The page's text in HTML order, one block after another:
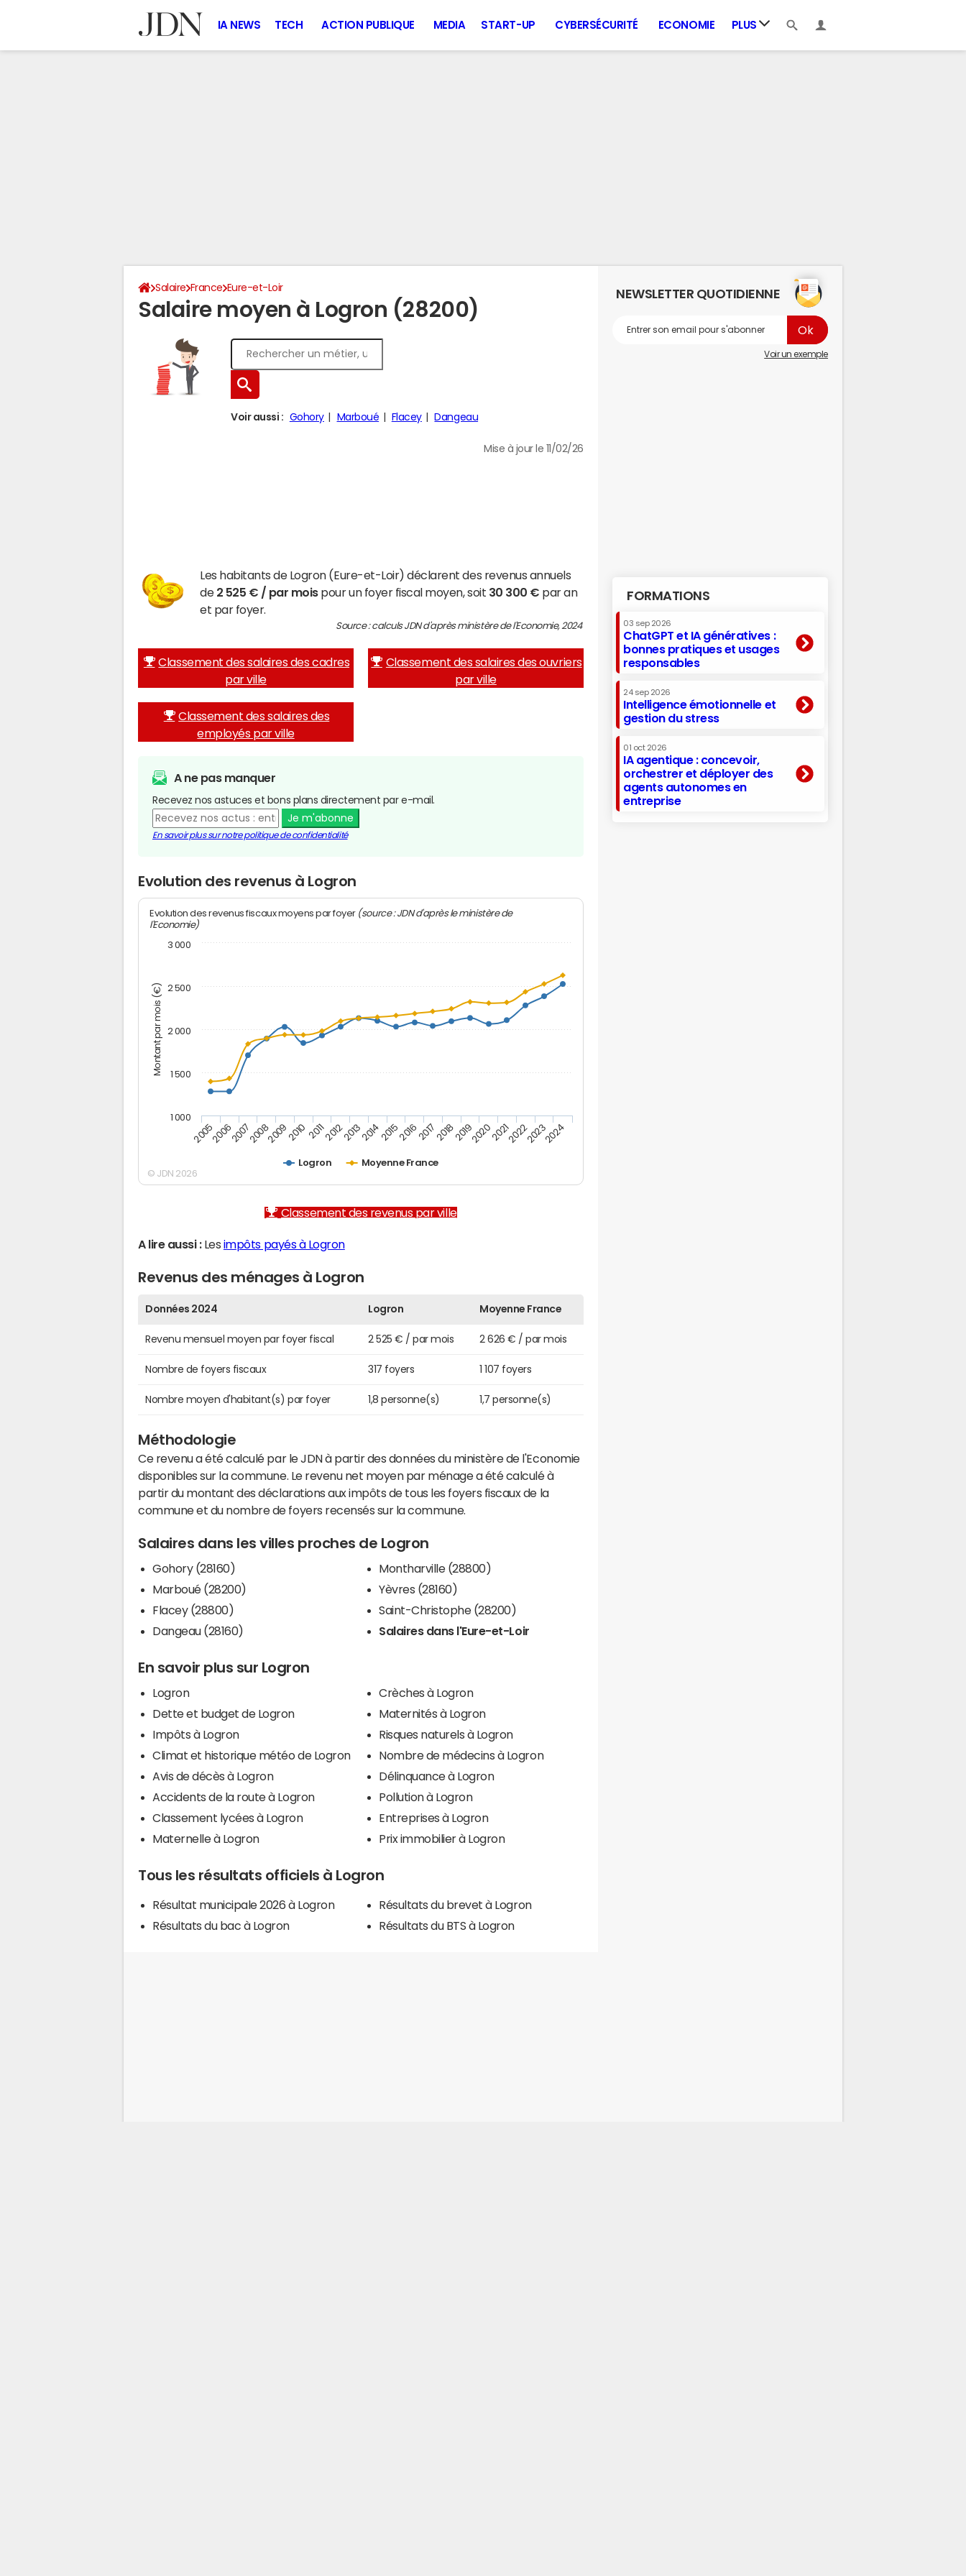
IA NEWS TECH ACTION PUBLIQUE MEDIA START-UP CYBERSÉCURITÉ ECONOMIE PLUS
Salaire France Eure-et-Loir
Salaire moyen à Logron (28200)
Voir aussi : Gohory Marboué Flacey Dangeau
Mise à jour le 11/02/26
Les habitants de Logron (Eure-et-Loir) déclarent des revenus annuels
de 2 525 € / par moispour un foyer fiscal moyen, soit 30 300 € par an
et par foyer.
Source : calculs JDN d'après ministère de l'Economie, 2024
Classement des salaires des cadres
par ville
Classement des salaires des ouvriers
par ville
Classement des salaires des
employés par ville
A ne pas manquer
Recevez nos astuces et bons plans directement par e-mail.
Je m'abonne
En savoir plus sur notre politique de confidentialité
Evolution des revenus à Logron
Montant par mois (€)
Evolution des revenus fiscaux moyens par foyer (source : JDN d'après le ministère de
l'Economie)
Logron Moyenne France
200520062007200820092010 20112012201320142015201620172018201920202021202220232024
1 000
1 500
2 000
2 500
3 000
© JDN 2026
Classement des revenus par ville
A lire aussi :Les impôts payés à Logron
Revenus des ménages à Logron
Données 2024 Logron Moyenne France
Revenu mensuel moyen par foyer fiscal 2 525 € / par mois 2 626 € / par mois
Nombre de foyers fiscaux 317 foyers 1 107 foyers
Nombre moyen d'habitant(s) par foyer 1,8 personne(s) 1,7 personne(s)
Méthodologie
Ce revenu a été calculé par le JDN à partir des données du ministère de l'Economie
disponibles sur la commune. Le revenu net moyen par ménage a été calculé à
partir du montant des déclarations aux impôts de tous les foyers fiscaux de la
commune et du nombre de foyers recensés sur la commune.
Salaires dans les villes proches de Logron
Gohory (28160)
Marboué (28200)
Flacey (28800)
Dangeau (28160)
Montharville (28800)
Yèvres (28160)
Saint-Christophe (28200)
Salaires dans l'Eure-et-Loir
En savoir plus sur Logron
Logron
Dette et budget de Logron
Impôts à Logron
Climat et historique météo de Logron
Avis de décès à Logron
Accidents de la route à Logron
Classement lycées à Logron
Maternelle à Logron
Crèches à Logron
Maternités à Logron
Risques naturels à Logron
Nombre de médecins à Logron
Délinquance à Logron
Pollution à Logron
Entreprises à Logron
Prix immobilier à Logron
Tous les résultats officiels à Logron
Résultat municipale 2026 à Logron
Résultats du bac à Logron
Résultats du brevet à Logron
Résultats du BTS à Logron
NEWSLETTER QUOTIDIENNE
Voir un exemple
FORMATIONS
03 sep 2026
ChatGPT et IA génératives :
bonnes pratiques et usages
responsables
24 sep 2026
Intelligence émotionnelle et
gestion du stress
01 oct 2026
IA agentique : concevoir,
orchestrer et déployer des
agents autonomes en
entreprise